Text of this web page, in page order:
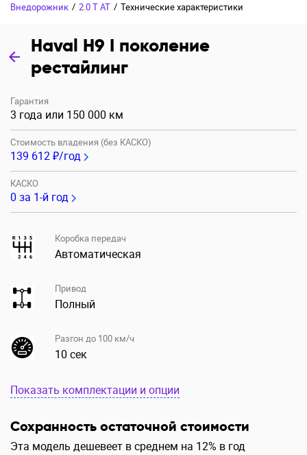
Внедорожник / 2.0 T AT / Технические характеристики
Haval H9 I поколение
рестайлинг
Гарантия
3 года или 150 000 км
Стоимость владения (без КАСКО)
139 612 ₽/год
КАСКО
0 за 1-й год
Коробка передач
Автоматическая
Привод
Полный
Разгон до 100 км/ч
10 сек
Показать комплектации и опции
Сохранность остаточной стоимости
Эта модель дешевеет в среднем на 12% в год